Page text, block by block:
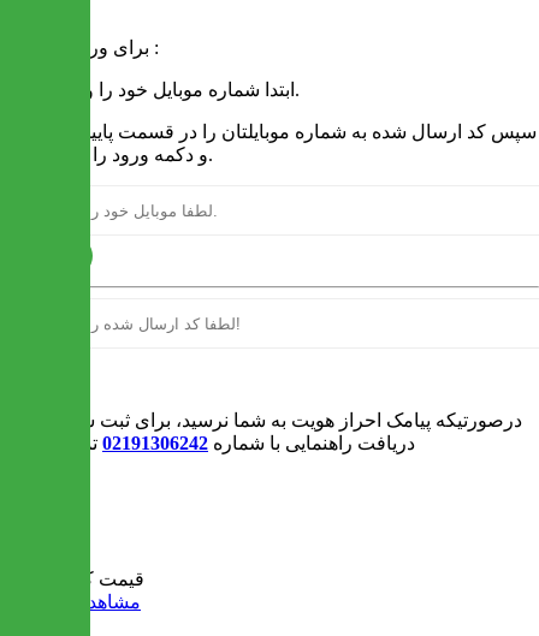
برای ورود به سایت :
1 - ابتدا شماره موبایل خود را وارد کنید.
و دکمه ورود را انتخاب کنید.
درصورتیکه پیامک احراز هویت به شما نرسید، برای ثبت سفارش و یا
دریافت راهنمایی با شماره 02191306242 تماس بگیرید
قیمت کل:
مشاهده سبد خرید